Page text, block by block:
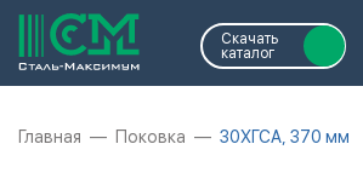
Скачать
каталог
Главная Поковка 30ХГСА, 370 мм